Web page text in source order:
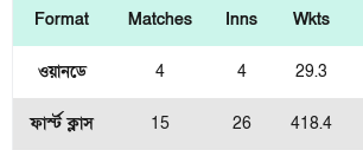
Format
Matches Inns Wkts
ওয়ানডে 4 4 29.3
ফার্স্ট ক্লাস 15 26 418.4